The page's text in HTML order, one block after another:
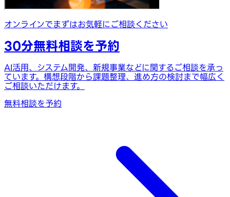
オンラインでまずはお気軽にご相談ください
30分無料相談を予約
AI活用、システム開発、新規事業などに関するご相談を承っ
ています。構想段階から課題整理、進め方の検討まで幅広く
ご相談いただけます。
無料相談を予約